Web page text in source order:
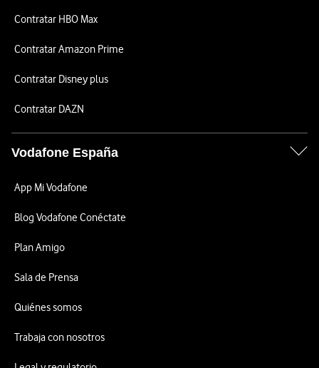
Contratar HBO Max
Contratar Amazon Prime
Contratar Disney plus
Contratar DAZN
Vodafone España
App Mi Vodafone
Blog Vodafone Conéctate
Plan Amigo
Sala de Prensa
Quiénes somos
Trabaja con nosotros